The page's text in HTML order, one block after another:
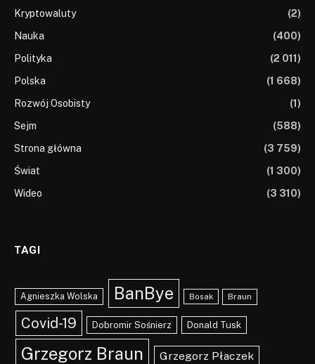
Kryptowaluty
(2)
Nauka
(400)
Polityka
(2 011)
Polska
(1 668)
Rozwój Osobisty
(1)
Sejm
(588)
Strona główna
(3 759)
Świat
(1 300)
Wideo
(3 310)
TAGI
Agnieszka Wolska BanBye Bosak Braun
Covid-19 Dobromir Sośnierz Donald Tusk
Grzegorz Braun Grzegorz Płaczek